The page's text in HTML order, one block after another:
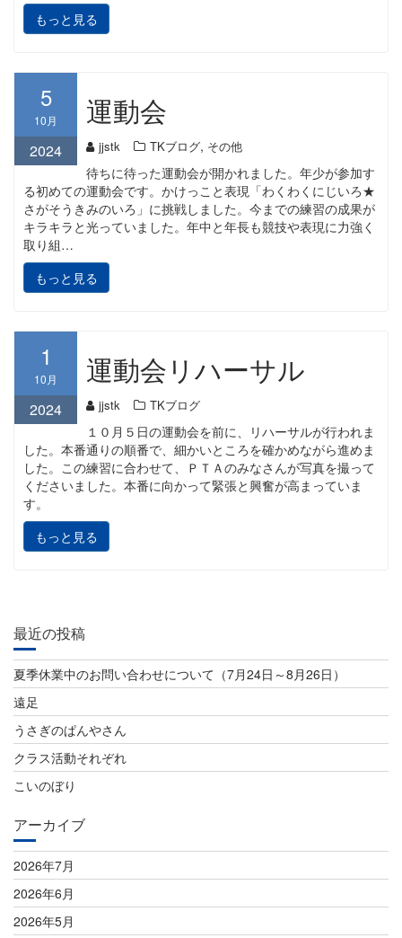
もっと見る
5
10月
2024
運動会
jjstk TKブログ, その他
待ちに待った運動会が開かれました。年少が参加す
る初めての運動会です。かけっこと表現「わくわくにじいろ★
さがそうきみのいろ」に挑戦しました。今までの練習の成果が
キラキラと光っていました。年中と年長も競技や表現に力強く
取り組…
もっと見る
1
10月
2024
運動会リハーサル
jjstk TKブログ
１０月５日の運動会を前に、リハーサルが行われま
した。本番通りの順番で、細かいところを確かめながら進めま
した。この練習に合わせて、ＰＴＡのみなさんが写真を撮って
くださいました。本番に向かって緊張と興奮が高まっていま
す。
もっと見る
最近の投稿
夏季休業中のお問い合わせについて（7月24日～8月26日）
遠足
うさぎのぱんやさん
クラス活動それぞれ
こいのぼり
アーカイブ
2026年7月
2026年6月
2026年5月